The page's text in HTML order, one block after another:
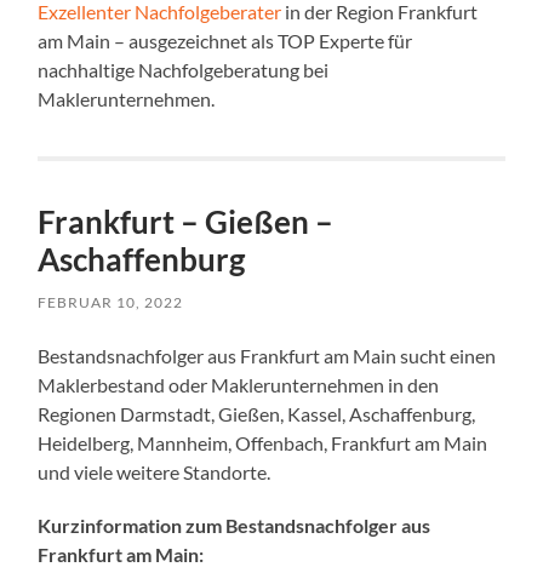
Exzellenter Nachfolgeberater in der Region Frankfurt
am Main – ausgezeichnet als TOP Experte für
nachhaltige Nachfolgeberatung bei
Maklerunternehmen.
Frankfurt – Gießen –
Aschaffenburg
FEBRUAR 10, 2022
Bestandsnachfolger aus Frankfurt am Main sucht einen
Maklerbestand oder Maklerunternehmen in den
Regionen Darmstadt, Gießen, Kassel, Aschaffenburg,
Heidelberg, Mannheim, Offenbach, Frankfurt am Main
und viele weitere Standorte.
Kurzinformation zum Bestandsnachfolger aus
Frankfurt am Main: